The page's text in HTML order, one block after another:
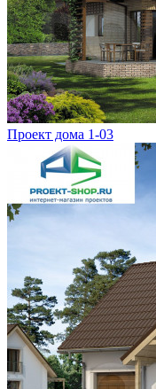
Проект дома 1-03